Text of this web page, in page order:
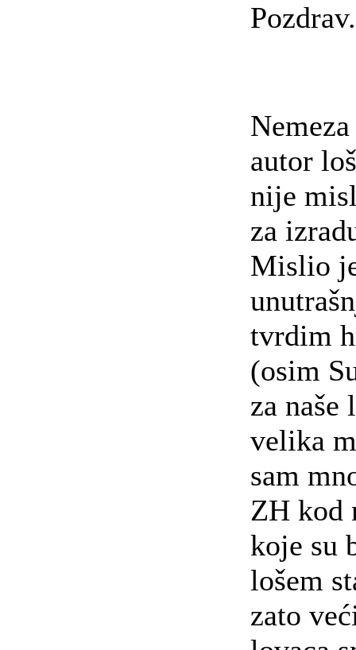
autor
nije
za
Mislio
tvrdim
(osim
za naše
velika
sam
ZH kod
koje su
lošem
zato